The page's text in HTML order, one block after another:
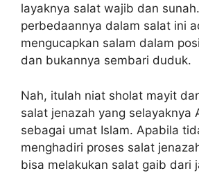
layaknya salat wajib dan
perbedaannya dalam salat ini
mengucapkan salam dalam
dan bukannya sembari duduk.
Nah, itulah niat sholat mayit
salat jenazah yang selayaknya
sebagai umat Islam. Apabila
menghadiri proses salat
bisa melakukan salat gaib dari